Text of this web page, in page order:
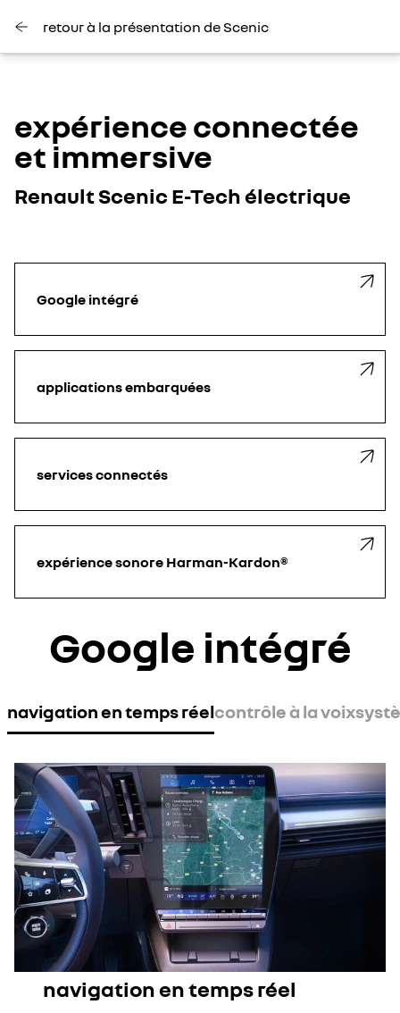
retour à la présentation de Scenic
expérience connectée
et immersive
Renault Scenic E-Tech électrique
Google intégré
applications embarquées
services connectés
expérience sonore Harman-Kardon®
Google intégré
navigation en temps réelcontrôle à la voix
navigation en temps réel